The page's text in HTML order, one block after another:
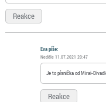
Reakce
Eva píše:
Neděle 11.07.2021 20:47
Je to písnička od Mirai-
Reakce